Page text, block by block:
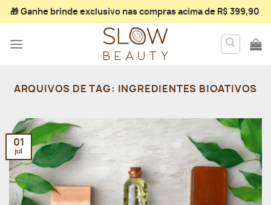
Skip
to
🎁 Ganhe brinde exclusivonas compras acima de R$ 399,90
ARQUIVOS DE TAG: INGREDIENTES BIOATIVOS
01
jul